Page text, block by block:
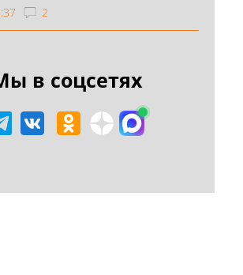
2
в соцсетях